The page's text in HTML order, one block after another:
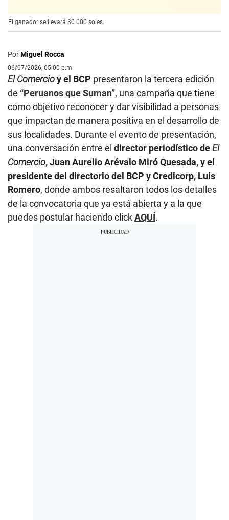
El ganador se llevará 30 000 soles.
PorMiguel Rocca
06/07/2026, 05:00 p.m.
El Comercioy el BCP presentaron la tercera edición
de “Peruanos que Suman”, una campaña que tiene
como objetivo reconocer y dar visibilidad a personas
que impactan de manera positiva en el desarrollo de
sus localidades. Durante el evento de presentación,
una conversación entre el director periodístico deEl
Comercio, Juan Aurelio Arévalo Miró Quesada, y el
presidente del directorio del BCP y Credicorp, Luis
Romero, donde ambos resaltaron todos los detalles
de la convocatoria que ya está abierta y a la que
puedes postular haciendo clickAQUÍ.